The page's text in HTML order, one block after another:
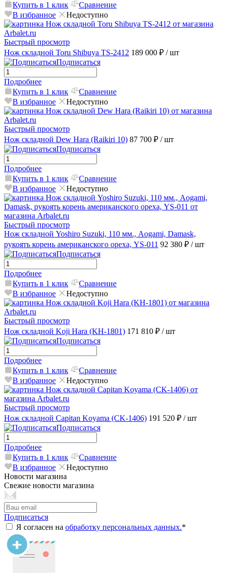
Купить в 1 клик
Сравнение
В избранное
Недоступно
Быстрый просмотр
Нож складной Toru Shibuya TS-2412 189 000 ₽ / шт
Подписаться
Подробнее
Купить в 1 клик
Сравнение
В избранное
Недоступно
Быстрый просмотр
Нож складной Dew Hara (Raikiri 10) 87 700 ₽ / шт
Подписаться
Подробнее
Купить в 1 клик
Сравнение
В избранное
Недоступно
Быстрый просмотр
Нож складной Yoshiro Suzuki, 110 мм., Aogami, Damask,
рукоять корень американского ореха, YS-011 92 380 ₽ / шт
Подписаться
Подробнее
Купить в 1 клик
Сравнение
В избранное
Недоступно
Быстрый просмотр
Нож складной Koji Hara (KH-1801) 171 810 ₽ / шт
Подписаться
Подробнее
Купить в 1 клик
Сравнение
В избранное
Недоступно
Быстрый просмотр
Нож складной Capitan Koyama (CK-1406) 191 520 ₽ / шт
Подписаться
Подробнее
Купить в 1 клик
Сравнение
В избранное
Недоступно
Новости магазина
Свежие новости магазина
Подписаться
Я согласен на обработку персональных данных.*